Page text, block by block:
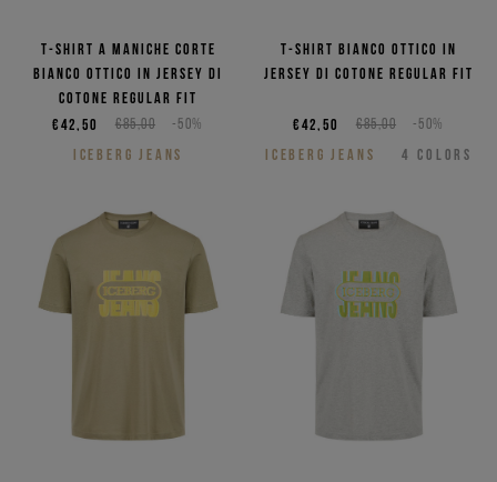
T-shirt a maniche corte
bianco ottico in jersey di
cotone regular fit
€85,00 -50%
€42,50
ICEBERG JEANS
T-shirt bianco ottico in
jersey di cotone regular fit
€85,00 -50%
€42,50
ICEBERG JEANS
4 COLORS